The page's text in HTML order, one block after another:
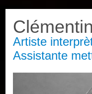
Artiste
Assistante